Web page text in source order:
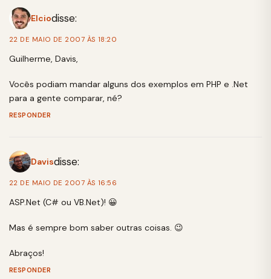
Elciodisse:
22 DE MAIO DE 2007 ÀS 18:20
Guilherme, Davis,
Vocês podiam mandar alguns dos exemplos em PHP e .Net
para a gente comparar, né?
RESPONDER
Davisdisse:
22 DE MAIO DE 2007 ÀS 16:56
ASP.Net (C# ou VB.Net)! 😀
Mas é sempre bom saber outras coisas. 😉
Abraços!
RESPONDER